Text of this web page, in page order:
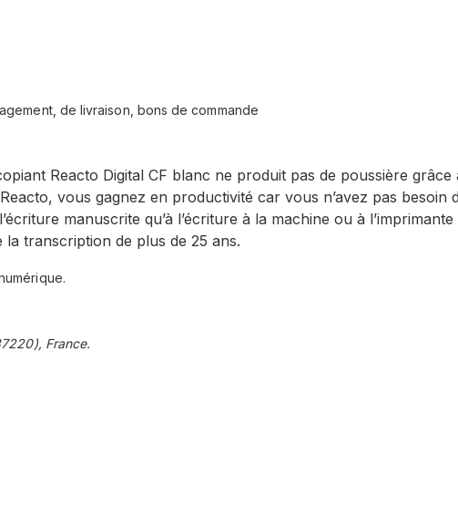
de livraison, bons de commande
Reacto Digital CF blanc ne produit pas de poussière
vous gagnez en productivité car vous n’avez pas besoin
manuscrite qu’à l’écriture à la machine ou à
la transcription de plus de 25 ans.
France.